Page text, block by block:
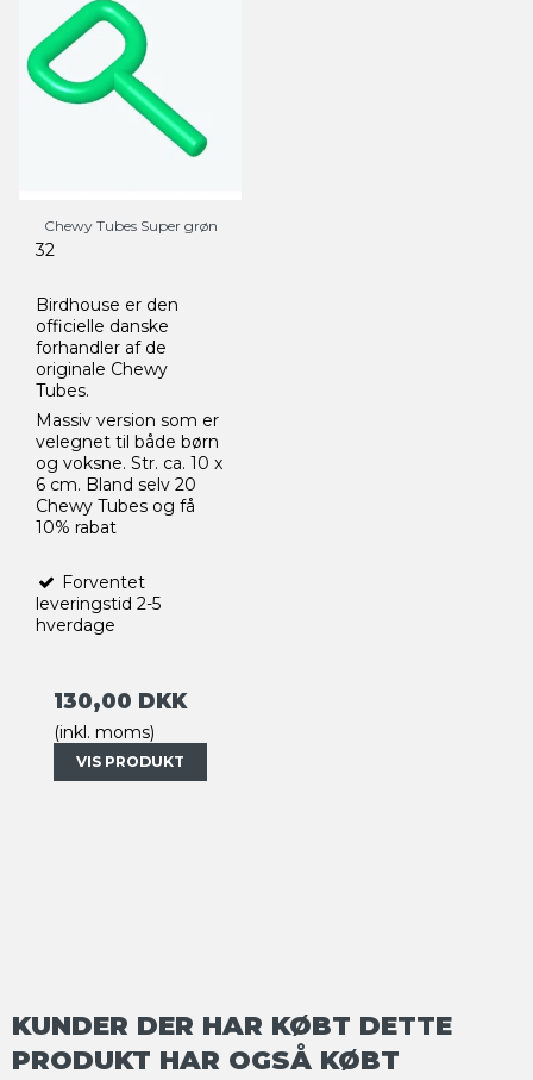
Chewy Tubes Super grøn
32
Birdhouse er den
officielle danske
forhandler af de
originale Chewy
Tubes.
Massiv version som er
velegnet til både børn
og voksne. Str. ca. 10 x
6 cm. Bland selv 20
Chewy Tubes og få
10% rabat
Forventet
leveringstid 2-5
hverdage
130,00 DKK
(inkl. moms)
VIS PRODUKT
KUNDER DER HAR KØBT DETTE
PRODUKT HAR OGSÅ KØBT